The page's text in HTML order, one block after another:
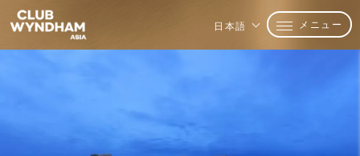
日本語 メニュー